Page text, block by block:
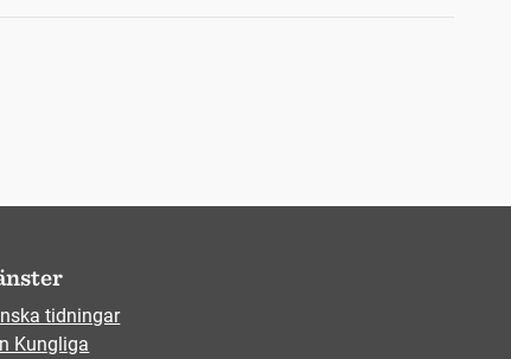
tidningar
Kungliga